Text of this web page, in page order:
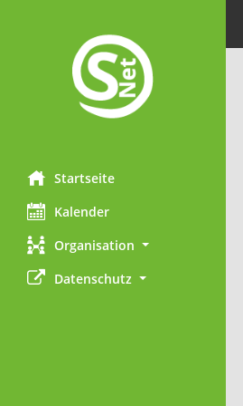
Startseite
Kalender
Organisation
Datenschutz